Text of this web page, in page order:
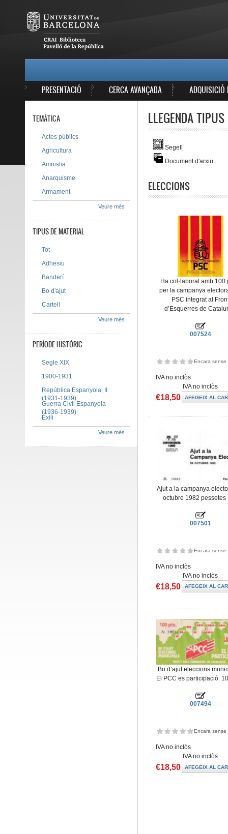
PRESENTACIÓ CERCA AVANÇADA ADQUISICIÓ
LLEGENDA
Segell
Document d'arxiu
ELECCIONS
Ha col·laborat amb 100
per la campanya
PSC integrat al
d’Esquerres de
007524
Encara sense
IVA no inclòs
IVA no inclòs
€18,50
Ajut a la campanya
octubre 1982 pessetes
007501
Encara sense
IVA no inclòs
IVA no inclòs
€18,50
Bo d’ajut eleccions
El PCC es participació:
007494
Encara sense
IVA no inclòs
IVA no inclòs
€18,50
TEMÀTICA
Actes públics
Agricultura
Amnistia
Anarquisme
Armament
Veure més
TIPUS DE MATERIAL
Tot
Adhesiu
Banderí
Bo d'ajut
Cartell
Veure més
PERÍODE HISTÒRIC
Segle XIX
1900-1931
República Espanyola, II
(1931-1939)
Guerra Civil Espanyola
(1936-1939)
Exili
Veure més